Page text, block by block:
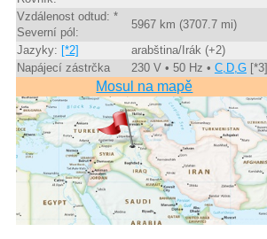
Vzdálenost odtud: *
Severní pól:
5967 km (3707.7 mi)
Jazyky: [*2]
arabština/Irák (+2)
Napájecí zástrčka
230 V • 50 Hz • C,D,G[*3]
Mosul na mapě